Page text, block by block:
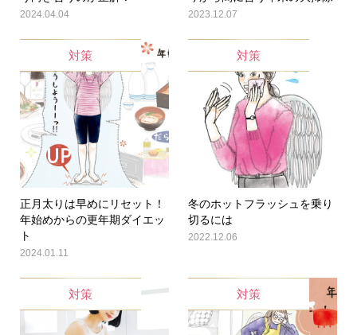
2024.04.04 2023.12.07
対策
正月太りは早めにリセット！
年始めからの更年期ダイエッ
ト
2024.01.11
対策
冬のホットフラッシュを乗り
切るには
2022.12.06
対策 対策